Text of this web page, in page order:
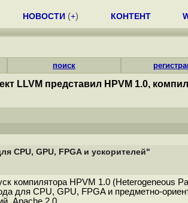
НОВОСТИ (+) КОНТЕНТ
поиск
LLVM представил HPVM 1.0,
CPU, GPU, FPGA и ускорителей"
компилятора HPVM 1.0 (Heterogeneous
для CPU, GPU, FPGA и предметно-